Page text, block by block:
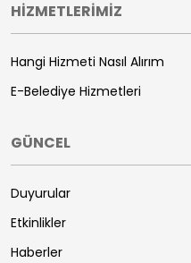
HİZMETLERİMİZ
Hangi Hizmeti Nasıl Alırım
E-Belediye Hizmetleri
GÜNCEL
Duyurular
Etkinlikler
Haberler